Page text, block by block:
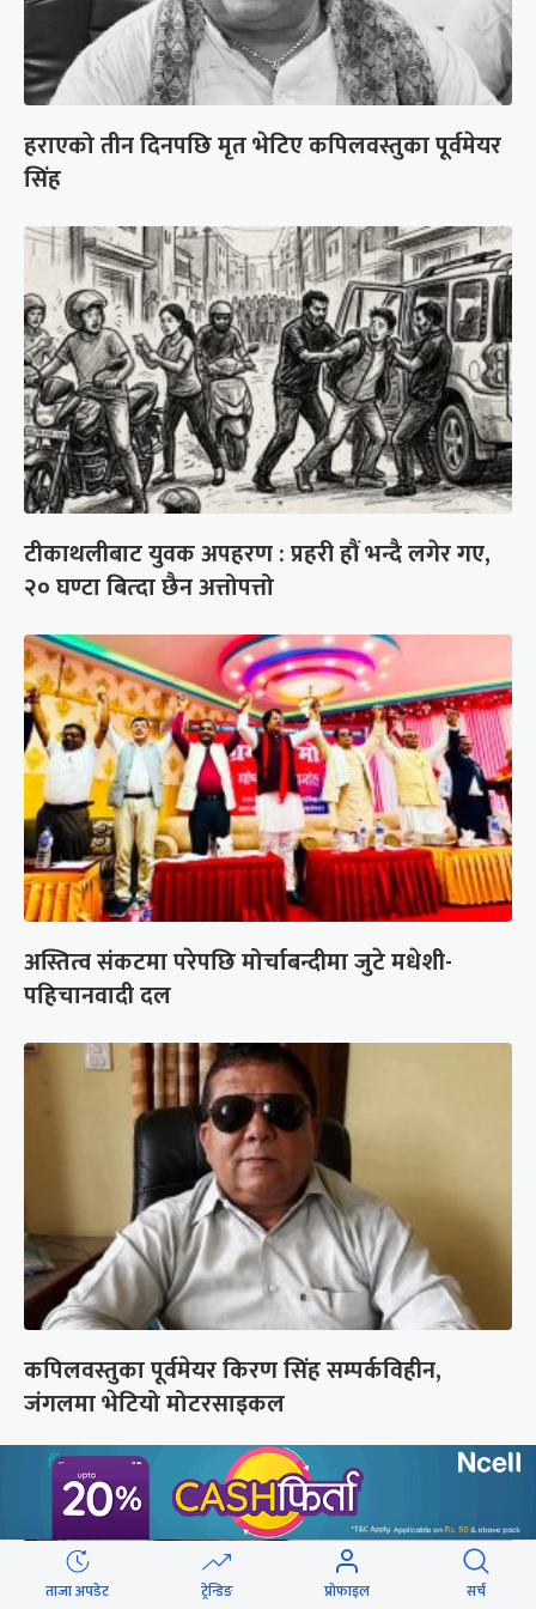
हराएको तीन दिनपछि मृत भेटिए कपिलवस्तुका पूर्वमेयर
सिंह
टीकाथलीबाट युवक अपहरण : प्रहरी हौं भन्दै लगेर गए,
२० घण्टा बित्दा छैन अत्तोपत्तो
अस्तित्व संकटमा परेपछि मोर्चाबन्दीमा जुटे मधेशी-
पहिचानवादी दल
कपिलवस्तुका पूर्वमेयर किरण सिंह सम्पर्कविहीन,
जंगलमा भेटियो मोटरसाइकल
ताजा अपडेट ट्रेन्डिङ प्रोफाइल सर्च